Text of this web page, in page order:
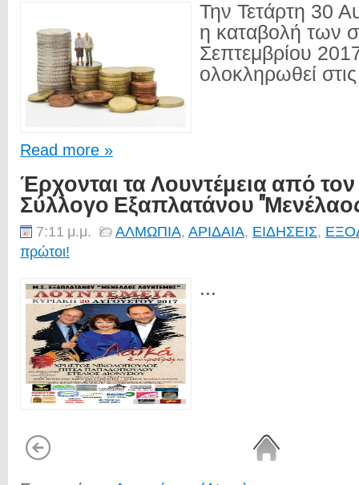
Την Τετάρτη 30
η καταβολή των
Σεπτεμβρίου
ολοκληρωθεί
Read more »
Έρχονται τα Λουντέμεια από
Σύλλογο Εξαπλατάνου
7:11 μ.μ. ΑΛΜΩΠΙΑ, ΑΡΙΔΑΙΑ, ΕΙΔΗΣΕΙΣ,
πρώτοι!
...